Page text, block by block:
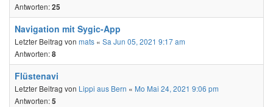
Antworten:25
Navigation mit Sygic-App
Letzter Beitrag von mats « Sa Jun 05, 2021 9:17 am
Antworten:8
Flüstenavi
Letzter Beitrag von Lippi aus Bern « Mo Mai 24, 2021 9:06 pm
Antworten:5